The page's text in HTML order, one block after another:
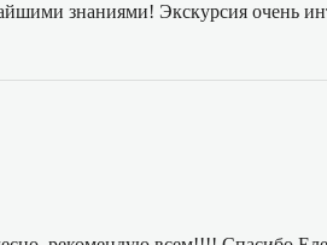
знаниями! Экскурсия очень